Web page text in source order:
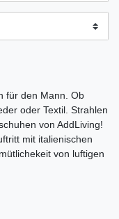
für den Mann. Ob
oder Textil. Strahlen
von AddLiving!
mit italienischen
von luftigen